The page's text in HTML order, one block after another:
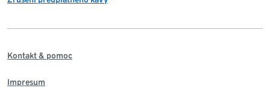
Kontakt & pomoc
Impresum